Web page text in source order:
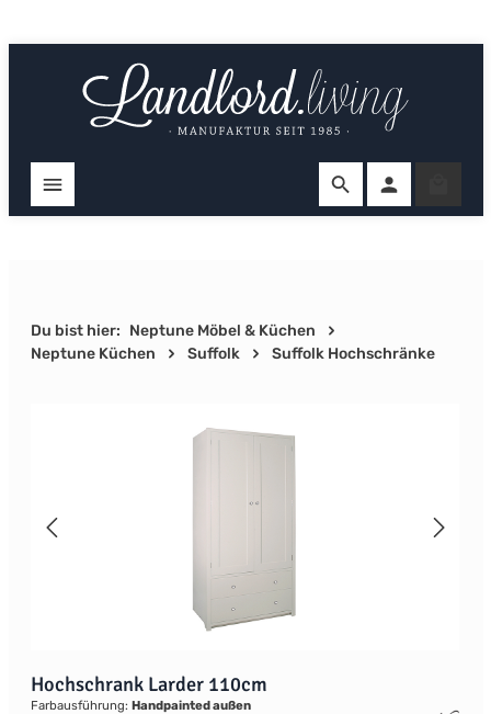
Du bist hier: Neptune Möbel & Küchen
Neptune Küchen
Suffolk Suffolk Hochschränke
Hochschrank Larder 110cm
Farbausführung: Handpainted außen